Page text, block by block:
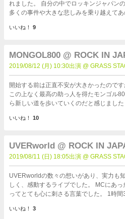
れました。 自分の中でロッキンジャパンの大ト
多くの事件や大きな悲しみを乗り越えて
AND」をあの形で見せてくれて本当にあ
いいね！ 9
MONGOL800 @ ROCK IN
2019/08/12 (月) 10:30出演 @ GRASS
開始する前は正直不安が大きかったのですが、
この上なく最高の助っ人を得たモンゴル
ら新しい道を歩いていくのだと感じました
いいね！ 10
UVERworld @ ROCK IN
2019/08/11 (日) 18:05出演 @ GRASS
UVERworldの数々の想いがあり、実力も
しく、感動するライブでした。 MCにあった通り、自分は何のためにここいるのか？ 生活環境が大きく変わった自分にと
ってとても心に刺さる言葉でした。 1時
いいね！ 3